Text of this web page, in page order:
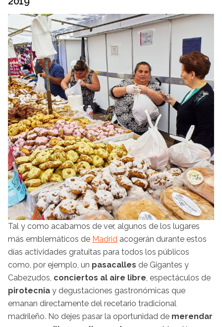
Tal y como acabamos de ver, algunos de los lugares
más emblemáticos de Madrid acogerán durante estos
días actividades gratuitas para todos los públicos
como, por ejemplo, un pasacalles de Gigantes y
Cabezudos, conciertos al aire libre , espectáculos de
pirotecnia y degustaciones gastronómicas que
emanan directamente del recetario tradicional
madrileño. No dejes pasar la oportunidad de merendar